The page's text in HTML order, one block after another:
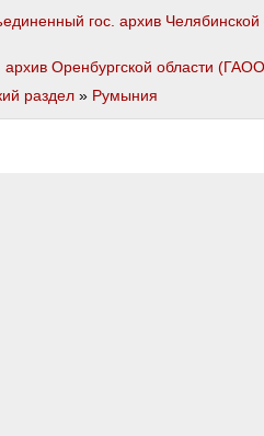
гос. архив Челябинской
архив Оренбургской области
раздел » Румыния